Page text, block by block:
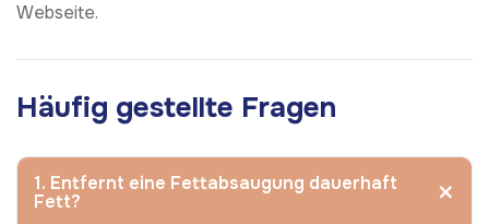
Webseite.
Häufig gestellte Fragen
1. Entfernt eine Fettabsaugung dauerhaft
Fett?